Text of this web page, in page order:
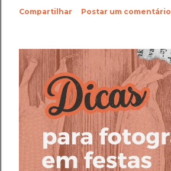
Compartilhar Postar um comentário